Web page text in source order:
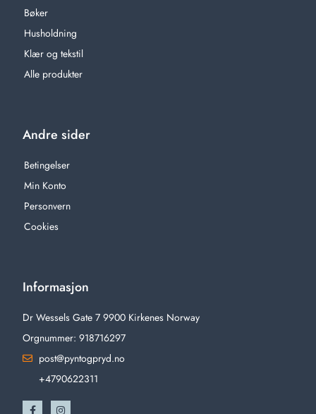
Bøker
Husholdning
Klær og tekstil
Alle produkter
Andre sider
Betingelser
Min Konto
Personvern
Cookies
Informasjon
Dr Wessels Gate 7 9900 Kirkenes Norway
Orgnummer: 918716297
post@pyntogpryd.no
+4790622311